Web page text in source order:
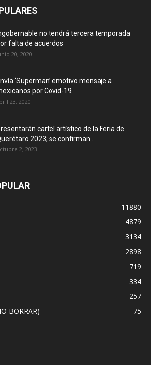
no tendrá tercera temporada
falta de acuerdos
20, 2020
‘Superman’ emotivo mensaje a
por Covid-19
23, 2020
cartel artístico de la Feria de
2023; se confirman...
2, 2023
11880
4879
3134
2898
719
334
257
BORRAR)
75